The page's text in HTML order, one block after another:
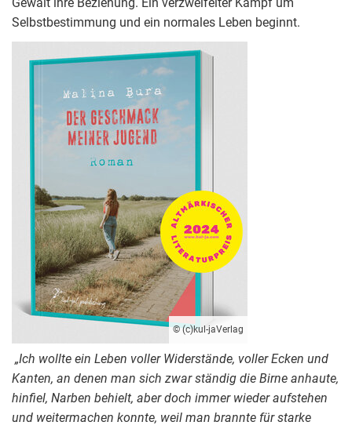
Selbstbestimmung und ein normales Leben beginnt.
© (c)kul-jaVerlag
„Ich wollte ein Leben voller Widerstände, voller Ecken und
Kanten, an denen man sich zwar ständig die ­Birne anhaute,
hinfiel, Narben behielt, aber doch immer wieder aufstehen
und weitermachen konnte, weil man brannte für starke